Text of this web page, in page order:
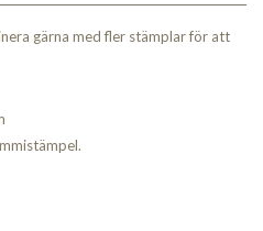
gärna med fler stämplar för att